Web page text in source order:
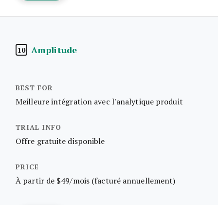
10 Amplitude
Meilleure intégration avec l'analytique produit
Offre gratuite disponible
À partir de $49/mois (facturé annuellement)